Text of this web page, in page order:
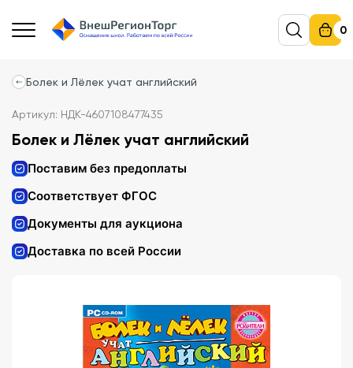
0
Болек и Лёлек учат английский
Артикул: НДК-4607108477435
Болек и Лёлек учат английский
Поставим без предоплаты
Соответствует ФГОС
Документы для аукциона
Доставка по всей России